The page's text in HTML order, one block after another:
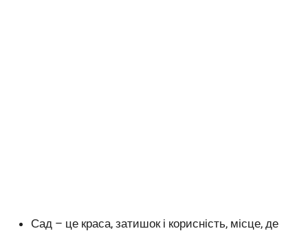
Сад – це краса, затишок і корисність, місце, де